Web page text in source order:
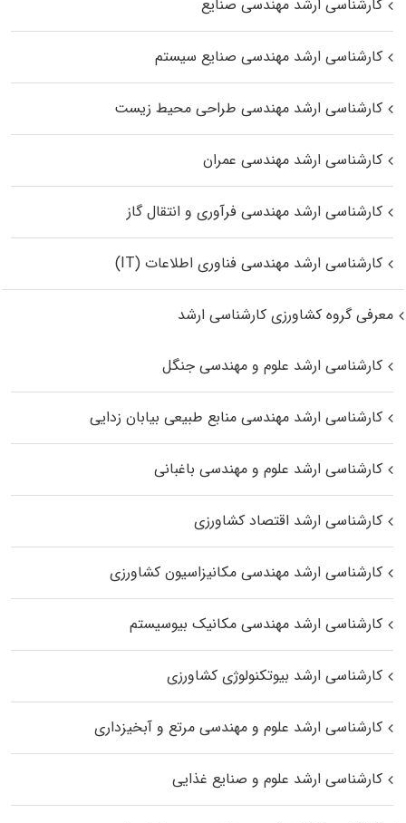
کارشناسی ارشد مهندسی صنایع
کارشناسی ارشد مهندسی صنایع سیستم
کارشناسی ارشد مهندسی طراحی محیط زیست
کارشناسی ارشد مهندسی عمران
کارشناسی ارشد مهندسی فرآوری و انتقال گاز
کارشناسی ارشد مهندسی فناوری اطلاعات (IT)
معرفی گروه کشاورزی کارشناسی ارشد
کارشناسی ارشد علوم و مهندسی جنگل
کارشناسی ارشد مهندسی منابع طبیعی بیابان زدایی
کارشناسی ارشد علوم و مهندسی باغبانی
کارشناسی ارشد اقتصاد کشاورزی
کارشناسی ارشد مهندسی مکانیزاسیون کشاورزی
کارشناسی ارشد مهندسی مکانیک بیوسیستم
کارشناسی ارشد بیوتکنولوژی کشاورزی
کارشناسی ارشد علوم و مهندسی مرتع و آبخیزداری
کارشناسی ارشد علوم و صنایع غذایی